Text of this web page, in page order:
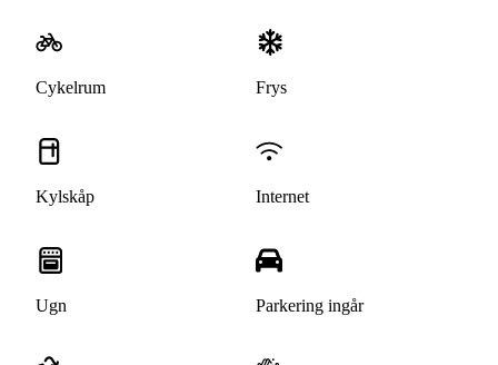
Cykelrum Frys
Kylskåp Internet
Ugn Parkering ingår